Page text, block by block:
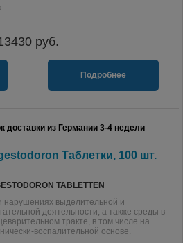
руб.
Подробнее
доставки из Германии 3-4 недели
Таблетки, 100 шт.
TABLETTEN
нарушениях выделительной и
деятельности, а также среды в
тракте, в том числе на
воспалительной основе.